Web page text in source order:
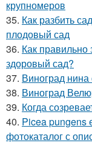
крупномеров
35. Как разбить
плодовый сад
36. Как правильно
здоровый сад?
37. Виноград нина
38. Виноград
39. Когда
40. Picea pungens
фотокаталог с